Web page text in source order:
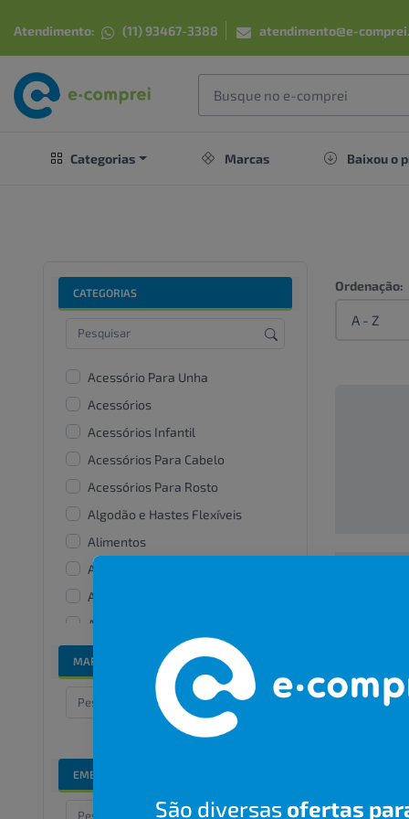
Atendimento: (11) 93467-3388 atendimento@e-
Categorias Marcas Baixou o
CATEGORIAS
Acessório Para Unha
Acessórios
Acessórios Infantil
Acessórios Para Cabelo
Acessórios Para Rosto
Algodão e Hastes Flexíveis
Alimentos
Alisantes
Amaciante De Roupas
Aparelhos e acessórios
bucais
Bandanas e lenços
Banho e cuidados especiais
Branqueadores dentais
MARCAS
EMBALAGENS
Ordenação:
São diversas ofertas